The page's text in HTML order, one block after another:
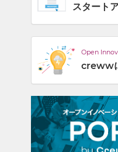
スタート
Open
creww